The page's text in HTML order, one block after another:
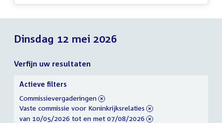
Dinsdag 12 mei 2026
Verfijn uw resultaten
Verfijn
uw
resultaten
Actieve filters
verwijder
filter
Commissievergaderingen
verwijder
filter
Vaste commissie voor Koninkrijksrelaties
verwijder
van 10/05/2026 tot en met 07/08/2026